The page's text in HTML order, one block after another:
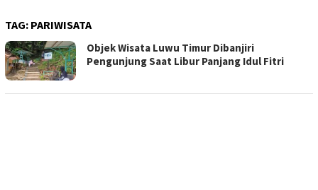
TAG: PARIWISATA
Objek Wisata Luwu Timur Dibanjiri
Pengunjung Saat Libur Panjang Idul Fitri